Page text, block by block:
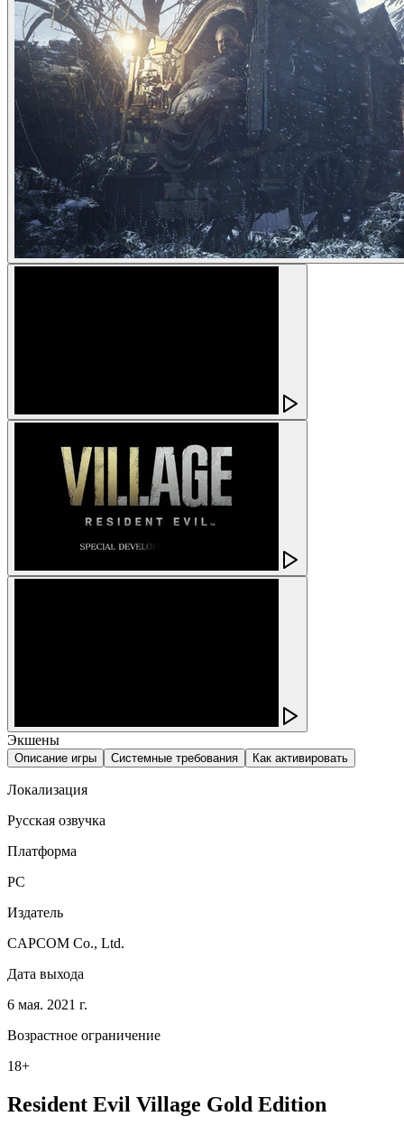
Экшены
Описание игры Системные требования Как активировать
Локализация
Русская озвучка
Платформа
PC
Издатель
CAPCOM Co., Ltd.
Дата выхода
6 мая. 2021 г.
Возрастное ограничение
18+
Resident Evil Village Gold Edition